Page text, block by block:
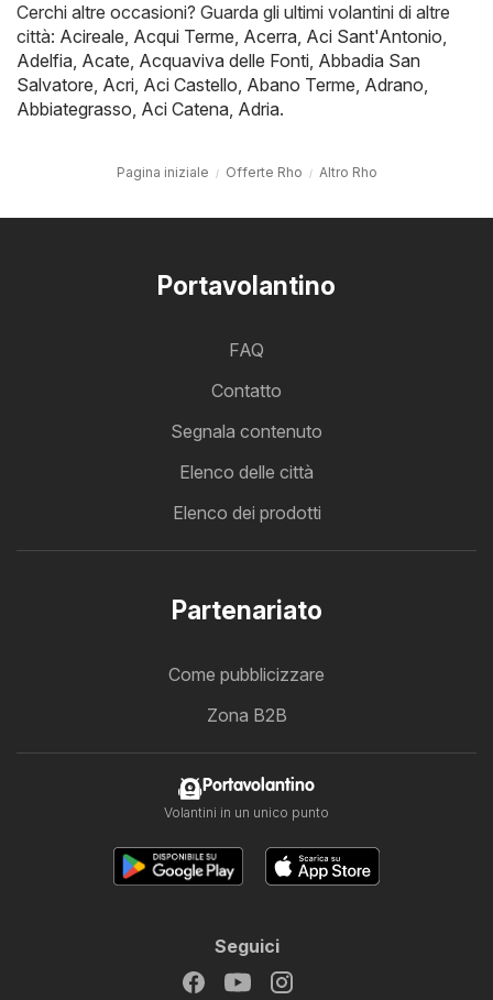
Cerchi altre occasioni? Guarda gli ultimi volantini di altre
città: Acireale, Acqui Terme, Acerra, Aci Sant'Antonio,
Adelfia, Acate, Acquaviva delle Fonti, Abbadia San
Salvatore, Acri, Aci Castello, Abano Terme, Adrano,
Abbiategrasso, Aci Catena, Adria.
Pagina iniziale Offerte Rho Altro Rho
Portavolantino
FAQ
Contatto
Segnala contenuto
Elenco delle città
Elenco dei prodotti
Partenariato
Come pubblicizzare
Zona B2B
Portavolantino
Volantini in un unico punto
Seguici